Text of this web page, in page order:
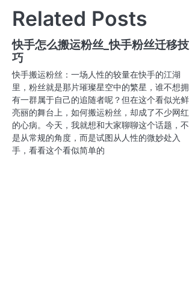
导
航
Related Posts
快手怎么搬运粉丝_快手粉丝迁移技
巧
快手搬运粉丝：一场人性的较量在快手的江湖
里，粉丝就是那片璀璨星空中的繁星，谁不想拥
有一群属于自己的追随者呢？但在这个看似光鲜
亮丽的舞台上，如何搬运粉丝，却成了不少网红
的心病。今天，我就想和大家聊聊这个话题，不
是从常规的角度，而是试图从人性的微妙处入
手，看看这个看似简单的